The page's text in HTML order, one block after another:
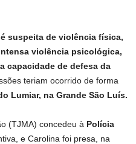
suspeita de violência física,
violência psicológica,
capacidade de defesa da
teriam ocorrido de forma
Lumiar, na Grande São Luís.
(TJMA) concedeu à Polícia
e Carolina foi presa, na